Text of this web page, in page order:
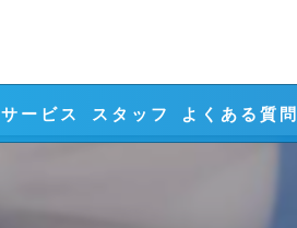
サービス スタッフ よくある質問